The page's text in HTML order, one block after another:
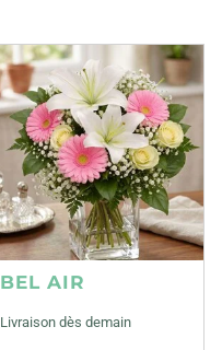
BEL AIR
Livraison dès demain